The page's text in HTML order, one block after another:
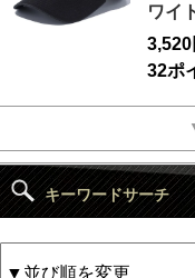
ワイ
32ポ
キーワードサーチ